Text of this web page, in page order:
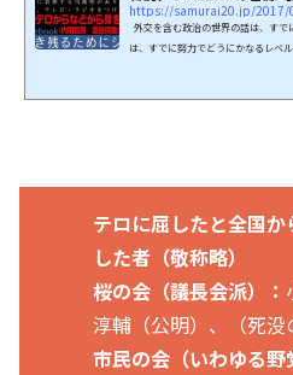
https://samurai20.jp/2017/
外交を含む政治の世界の話は、す
は、すでに努力でどうにかなるレベ
テロに屈したと全国
した者（敬称略）
桜の会（議長会派）：
淳輔（公明）、（死没
市民の会（いわゆる野